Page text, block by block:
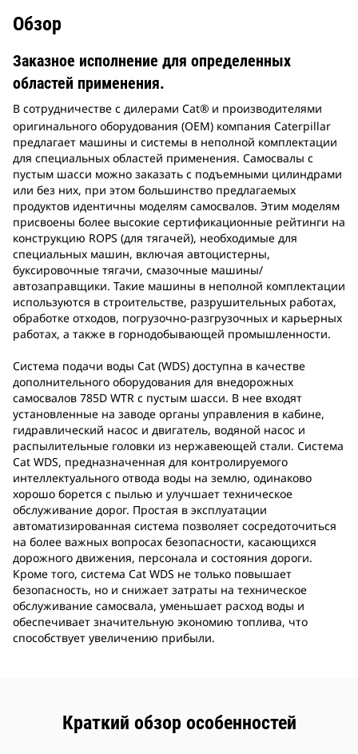
Обзор
Заказное исполнение для определенных
областей применения.
В сотрудничестве с дилерами Cat® и производителями
оригинального оборудования (OEM) компания Caterpillar
предлагает машины и системы в неполной комплектации
для специальных областей применения. Самосвалы с
пустым шасси можно заказать с подъемными цилиндрами
или без них, при этом большинство предлагаемых
продуктов идентичны моделям самосвалов. Этим моделям
присвоены более высокие сертификационные рейтинги на
конструкцию ROPS (для тягачей), необходимые для
специальных машин, включая автоцистерны,
буксировочные тягачи, смазочные машины/
автозаправщики. Такие машины в неполной комплектации
используются в строительстве, разрушительных работах,
обработке отходов, погрузочно-разгрузочных и карьерных
работах, а также в горнодобывающей промышленности.
Система подачи воды Cat (WDS) доступна в качестве
дополнительного оборудования для внедорожных
самосвалов 785D WTR с пустым шасси. В нее входят
установленные на заводе органы управления в кабине,
гидравлический насос и двигатель, водяной насос и
распылительные головки из нержавеющей стали. Система
Cat WDS, предназначенная для контролируемого
интеллектуального отвода воды на землю, одинаково
хорошо борется с пылью и улучшает техническое
обслуживание дорог. Простая в эксплуатации
автоматизированная система позволяет сосредоточиться
на более важных вопросах безопасности, касающихся
дорожного движения, персонала и состояния дороги.
Кроме того, система Cat WDS не только повышает
безопасность, но и снижает затраты на техническое
обслуживание самосвала, уменьшает расход воды и
обеспечивает значительную экономию топлива, что
способствует увеличению прибыли.
Краткий обзор особенностей